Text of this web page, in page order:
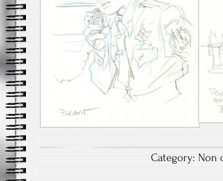
Category: Non